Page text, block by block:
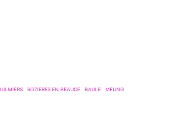
ROZIERES EN BEAUCE BAULE
MEUNG